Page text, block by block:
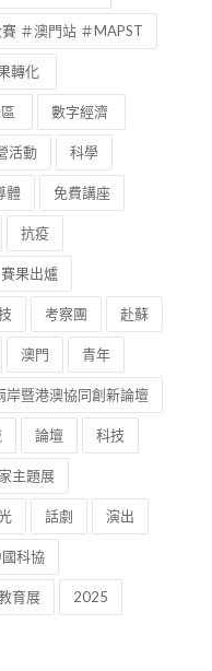
＃澳門站 ＃MAPST
轉化
數字經濟
活動 科學
體 免費講座
抗疫
賽果出爐
考察團 赴蘇
澳門 青年
岸暨港澳協同創新論壇
論壇 科技
主題展
話劇 演出
國科協
育展 2025